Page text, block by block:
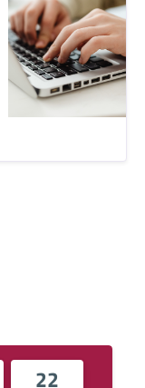
22